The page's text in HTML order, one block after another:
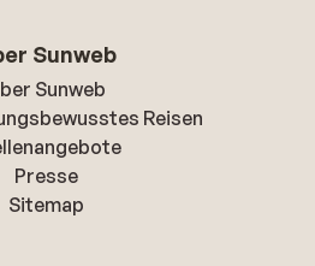
Sunweb
Sunweb
Reisen
Presse
Sitemap